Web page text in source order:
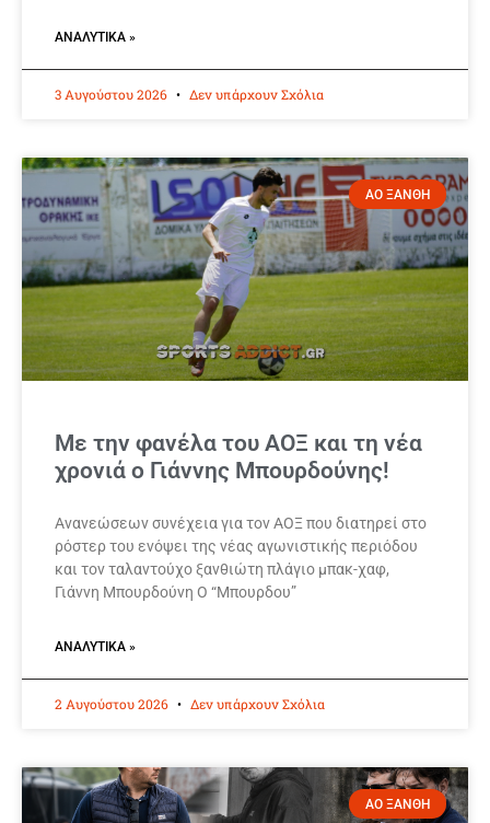
ΑΝΑΛΥΤΙΚΆ »
3 Αυγούστου 2026 Δεν υπάρχουν Σχόλια
ΑΟ ΞΑΝΘΗ
Με την φανέλα του ΑΟΞ και τη νέα
χρονιά ο Γιάννης Μπουρδούνης!
Ανανεώσεων συνέχεια για τον ΑΟΞ που διατηρεί στο
ρόστερ του ενόψει της νέας αγωνιστικής περιόδου
και τον ταλαντούχο ξανθιώτη πλάγιο μπακ-χαφ,
Γιάννη Μπουρδούνη Ο “Μπουρδου”
ΑΝΑΛΥΤΙΚΆ »
2 Αυγούστου 2026 Δεν υπάρχουν Σχόλια
ΑΟ ΞΑΝΘΗ